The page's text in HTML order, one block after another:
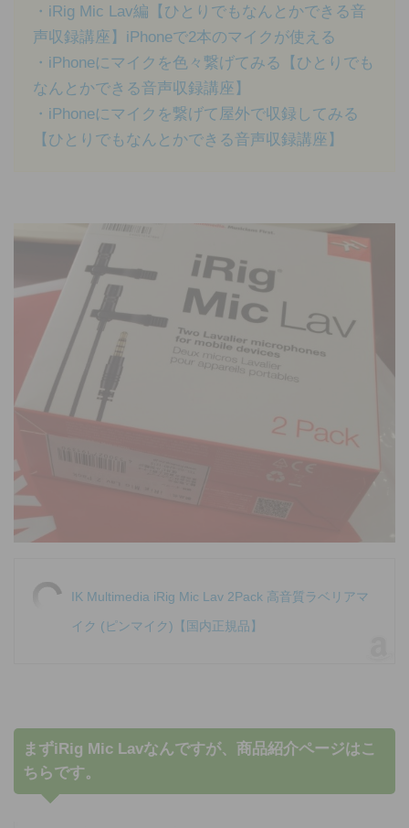
・iRig Mic Lav編【ひとりでもなんとかできる音
声収録講座】iPhoneで2本のマイクが使える
・iPhoneにマイクを色々繋げてみる【ひとりでも
なんとかできる音声収録講座】
・iPhoneにマイクを繋げて屋外で収録してみる
【ひとりでもなんとかできる音声収録講座】
IK Multimedia iRig Mic Lav 2Pack 高音質ラベリアマ
イク (ピンマイク)【国内正規品】
まずiRig Mic Lavなんですが、商品紹介ページはこ
ちらです。